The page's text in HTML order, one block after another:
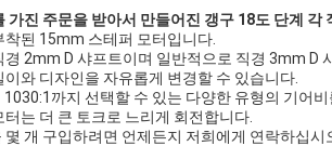
가진 주문을 받아서 만들어진 갱구 18도 단계 각
착된 15mm 스테퍼 모터입니다.
경 2mm D 샤프트이며 일반적으로 직경 3mm D
와 디자인을 자유롭게 변경할 수 있습니다.
까지 선택할 수 있는 다양한 유형의 기어비
는 더 큰 토크로 느리게 회전합니다.
개 구입하려면 언제든지 저희에게 연락하십시